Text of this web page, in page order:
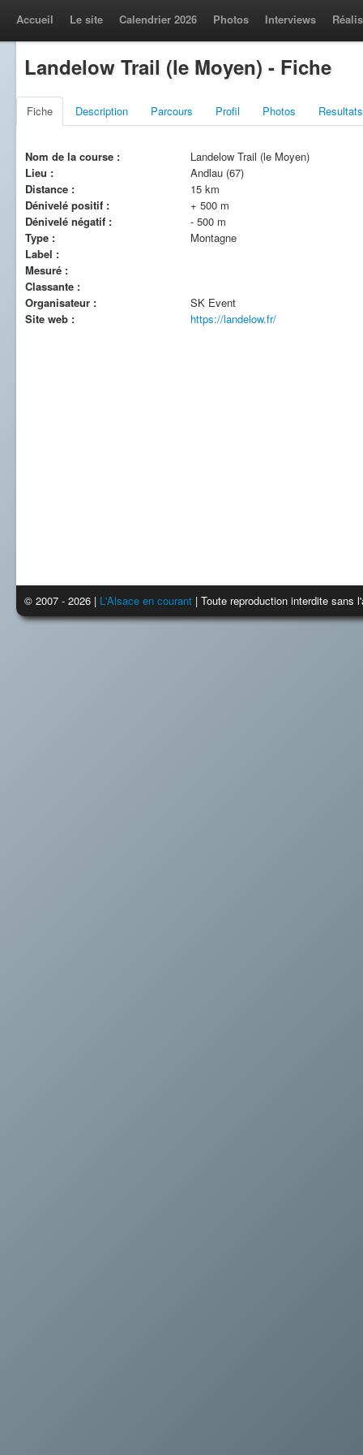
Accueil Le site Calendrier 2026 Photos Interviews
Landelow Trail (le Moyen) - Fiche
Fiche Description Parcours Profil Photos Resultats
Nom de la course :
Landelow Trail (le Moyen)
Lieu :
Andlau (67)
Distance :
15 km
Dénivelé positif :
+ 500 m
Dénivelé négatif :
- 500 m
Type :
Montagne
Label :
Mesuré :
Classante :
Organisateur :
SK Event
Site web :
https://landelow.fr/
© 2007 - 2026 | L'Alsace en courant | Toute reproduction interdite sans